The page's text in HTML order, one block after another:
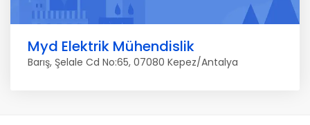
Myd Elektrik Mühendislik
Barış, Şelale Cd No:65, 07080 Kepez/Antalya